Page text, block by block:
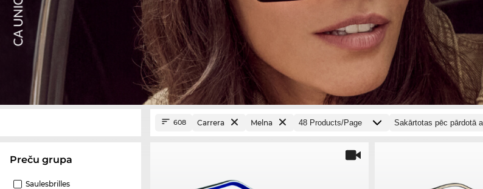
Preču grupa
Saulesbrilles
608 Carrera Melna